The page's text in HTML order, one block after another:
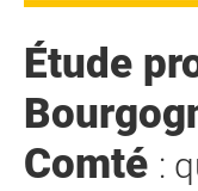
Étude
Comté :